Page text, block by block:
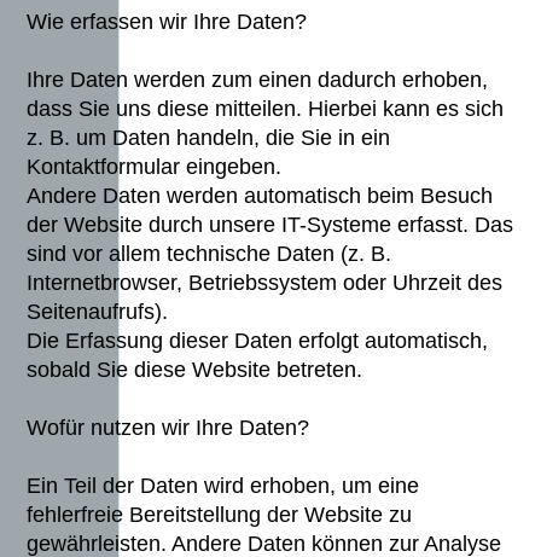
Wie erfassen wir Ihre Daten?
Ihre Daten werden zum einen dadurch erhoben,
dass Sie uns diese mitteilen. Hierbei kann es sich
z. B. um Daten handeln, die Sie in ein
Kontaktformular eingeben.
Andere Daten werden automatisch beim Besuch
der Website durch unsere IT-Systeme erfasst. Das
sind vor allem technische Daten (z. B.
Internetbrowser, Betriebssystem oder Uhrzeit des
Seitenaufrufs).
Die Erfassung dieser Daten erfolgt automatisch,
sobald Sie diese Website betreten.
Wofür nutzen wir Ihre Daten?
Ein Teil der Daten wird erhoben, um eine
fehlerfreie Bereitstellung der Website zu
gewährleisten. Andere Daten können zur Analyse